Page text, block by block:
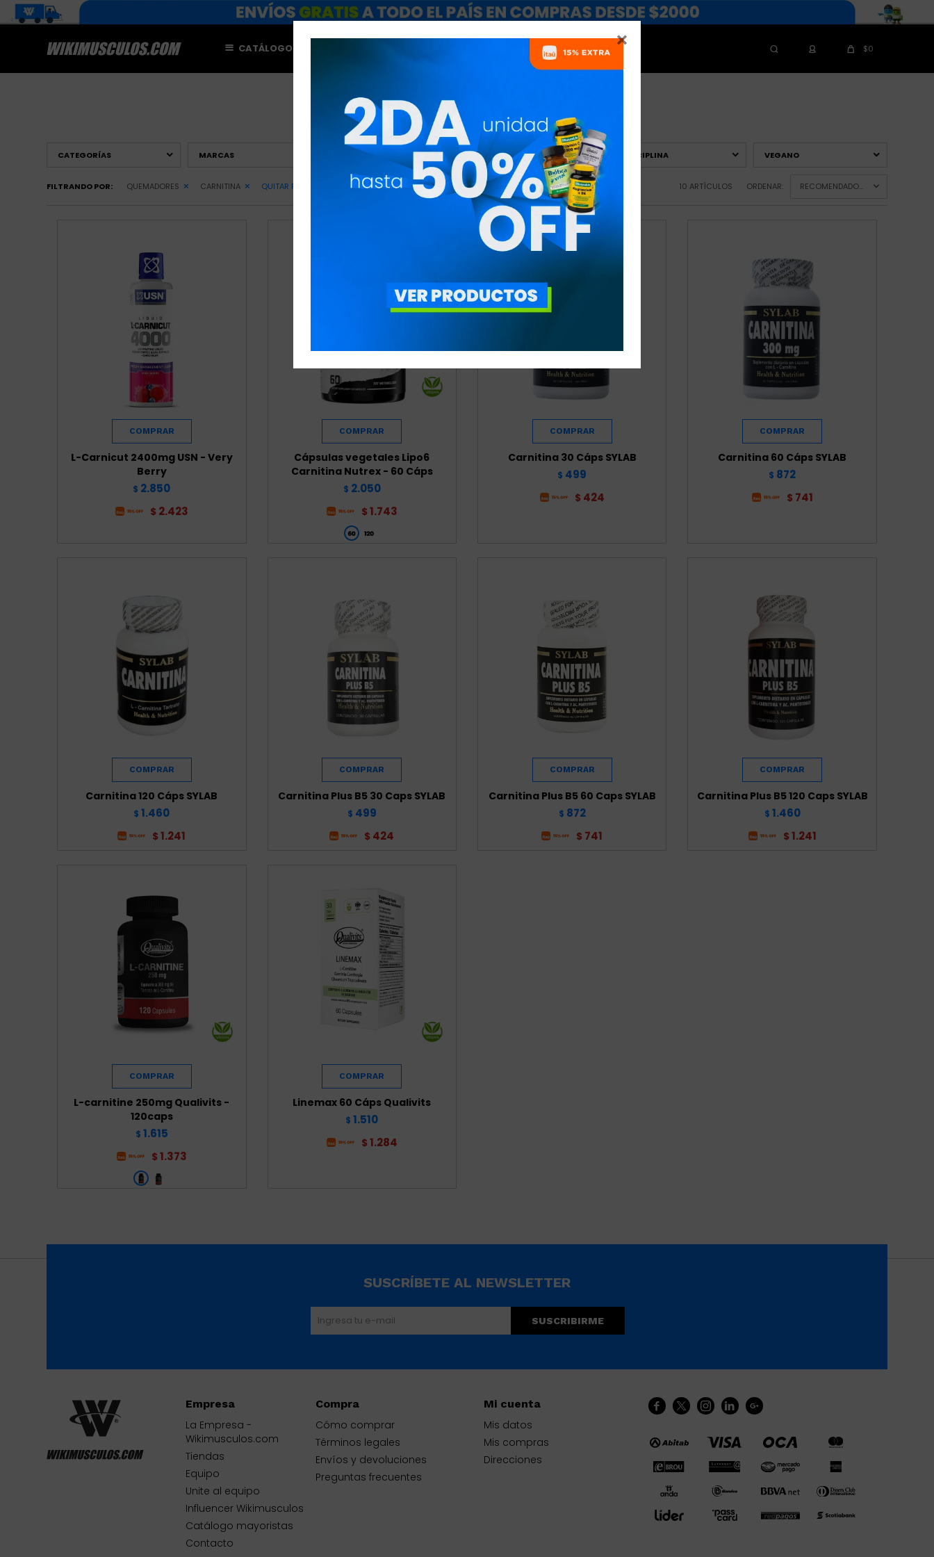

CATÁLOGO NUTRICIONISTAS $0
CARNITINA
CATEGORÍAS MARCAS PRECIO($) OBJETIVO DISCIPLINA VEGANO
FILTRANDO POR: QUEMADORES CARNITINA QUITAR FILTROS 10 ARTÍCULOS ORDENAR: RECOMENDADOS
L-Carnicut 2400mg USN - Very
Berry
$ 2.850
$ 2.423
Cápsulas vegetales Lipo6
Carnitina Nutrex - 60 Cáps
$ 2.050
$ 1.743
Carnitina 30 Cáps SYLAB
$ 499
$ 424
Carnitina 60 Cáps SYLAB
$ 872
$ 741
Carnitina 120 Cáps SYLAB
$ 1.460
$ 1.241
Carnitina Plus B5 30 Caps SYLAB
$ 499
$ 424
Carnitina Plus B5 60 Caps SYLAB
$ 872
$ 741
Carnitina Plus B5 120 Caps SYLAB
$ 1.460
$ 1.241
L-carnitine 250mg Qualivits -
120caps
$ 1.615
$ 1.373
Linemax 60 Cáps Qualivits
$ 1.510
$ 1.284
    
Empresa
La Empresa -
Wikimusculos.com
Tiendas
Equipo
Unite al equipo
Influencer Wikimusculos
Catálogo mayoristas
Contacto
Compra
Cómo comprar
Términos legales
Envíos y devoluciones
Preguntas frecuentes
Mi cuenta
Mis datos
Mis compras
Direcciones
SUSCRÍBETE AL NEWSLETTER
SUSCRIBIRME